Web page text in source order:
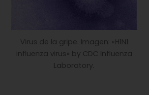
Virus de la gripe. Imagen: «H1N1
influenza virus» by CDC Influenza
Laboratory.